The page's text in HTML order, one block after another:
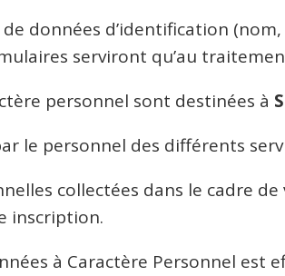
données d’identification
serviront qu’au
personnel sont destinées à
le personnel des différents
collectées dans le cadre
inscription.
à Caractère Personnel est